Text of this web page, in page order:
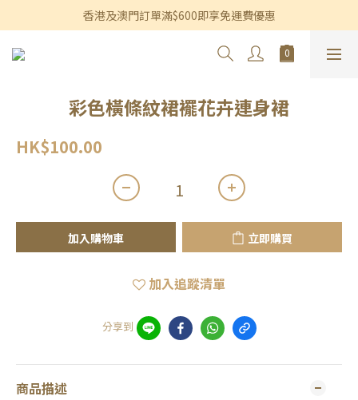
香港及澳門訂單滿$600即享免運費優惠
香港及澳門訂單滿$600即享免運費優惠
3個月內買滿$1,200可享永久九折優惠
彩色橫條紋裙襬花卉連身裙
HK$100.00
加入購物車 立即購買
加入追蹤清單
分享到
商品描述